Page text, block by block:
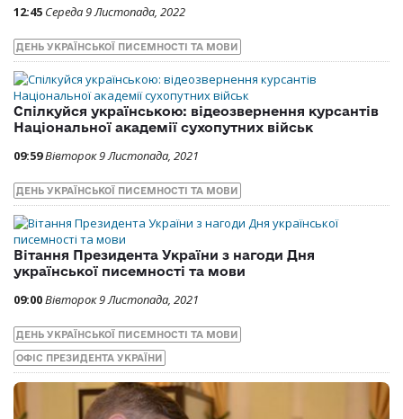
12:45 Середа 9 Листопада, 2022
ДЕНЬ УКРАЇНСЬКОЇ ПИСЕМНОСТІ ТА МОВИ
Спілкуйся українською: відеозвернення курсантів
Національної академії сухопутних військ
09:59Вівторок 9 Листопада, 2021
ДЕНЬ УКРАЇНСЬКОЇ ПИСЕМНОСТІ ТА МОВИ
Вітання Президента України з нагоди Дня
української писемності та мови
09:00Вівторок 9 Листопада, 2021
ДЕНЬ УКРАЇНСЬКОЇ ПИСЕМНОСТІ ТА МОВИ
ОФІС ПРЕЗИДЕНТА УКРАЇНИ